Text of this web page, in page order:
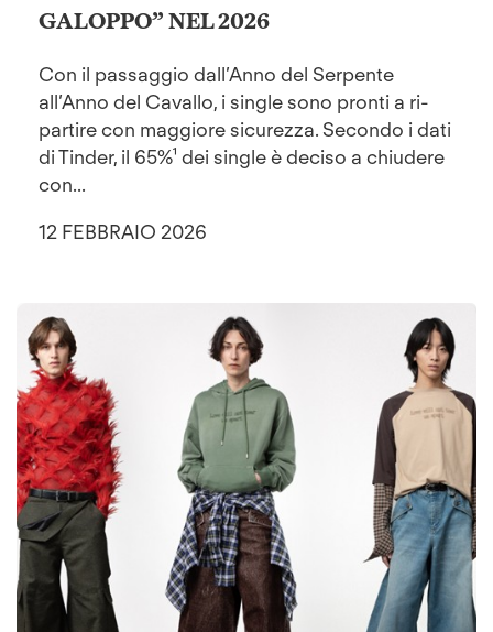
GALOPPO” NEL 2026
Con il passaggio dall’Anno del Serpente
all’Anno del Cavallo, i single sono pronti a ri-
partire con maggiore sicurezza. Secondo i dati
di Tinder, il 65%¹ dei single è deciso a chiudere
con...
12 FEBBRAIO 2026